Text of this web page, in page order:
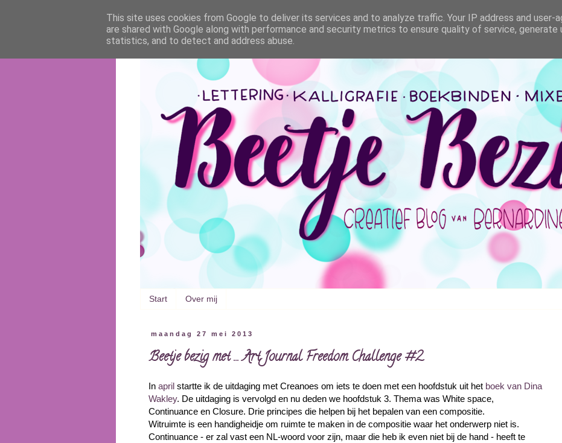
Start Over mij
maandag 27 mei 2013
Beetje bezig met ... Art Journal Freedom Challenge #2
In april startte ik de uitdaging met Creanoes om iets te doen met een hoofdstuk uit het boek van Dina
Wakley. De uitdaging is vervolgd en nu deden we hoofdstuk 3. Thema was White space,
Continuance en Closure. Drie principes die helpen bij het bepalen van een compositie.
Witruimte is een handigheidje om ruimte te maken in de compositie waar het onderwerp niet is.
Continuance - er zal vast een NL-woord voor zijn, maar die heb ik even niet bij de hand - heeft te
This site uses cookies from Google to deliver its services and to analyze traffic. Your IP address and user-
are shared with Google along with performance and security metrics to ensure quality of service, generate
statistics, and to detect and address abuse.